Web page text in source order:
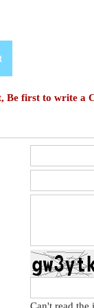
Be first to write a